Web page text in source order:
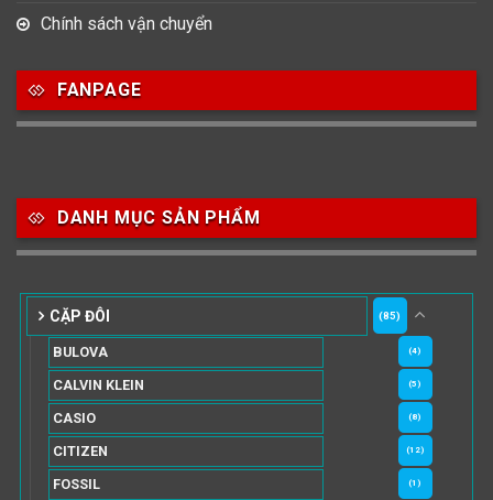
Chính sách vận chuyển
FANPAGE
DANH MỤC SẢN PHẨM
CẶP ĐÔI (85)
BULOVA (4)
CALVIN KLEIN (5)
CASIO (8)
CITIZEN (12)
FOSSIL (1)